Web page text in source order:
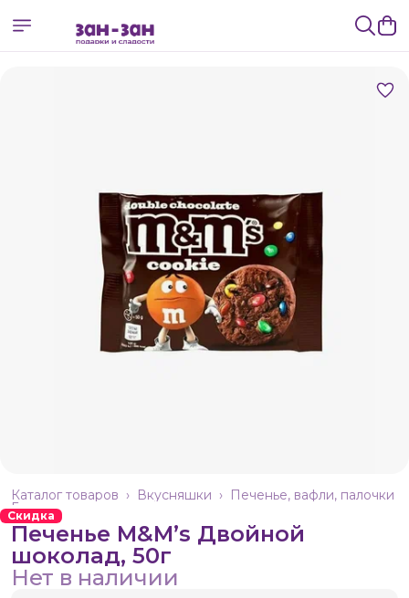
Печенье, вафли, палочки
Вкусняшки ›
Каталог товаров ›
Главная
Скидка
Печенье M&M’s Двойной
шоколад, 50г
Нет в наличии